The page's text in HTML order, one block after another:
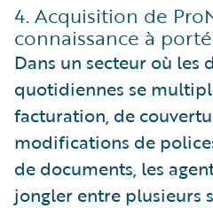
4. Acquisition de
connaissance à
Dans un secteur où les
quotidiennes se
facturation, de
modifications de
de documents, les
jongler entre plusieurs